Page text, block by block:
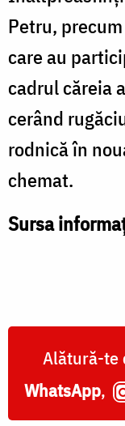
Petru,
care au
cadrul căreia
cerând
rodnică în
chemat.
Sursa
Alătură-te
WhatsApp,